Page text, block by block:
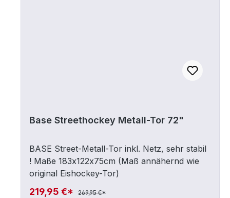
Base Streethockey Metall-Tor 72"
BASE Street-Metall-Tor inkl. Netz, sehr stabil
! Maße 183x122x75cm (Maß annähernd wie
original Eishockey-Tor)
219,95 €* 269,95 €*